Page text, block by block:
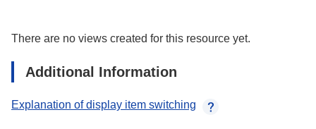
There are no views created for this resource yet.
Additional Information
Explanation of display item switching